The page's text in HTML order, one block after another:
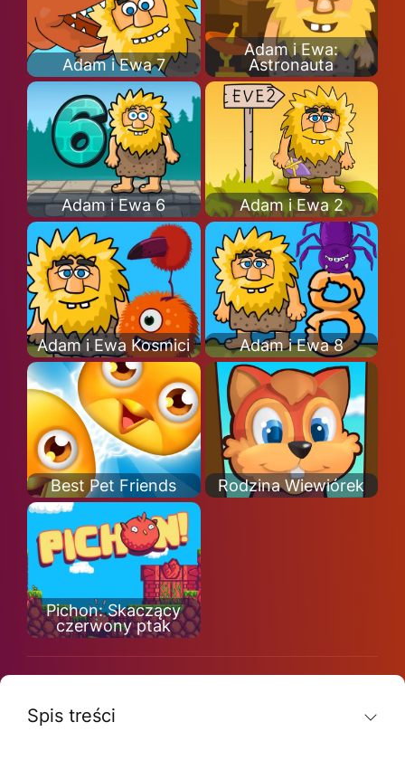
Adam i Ewa 7
Adam i Ewa:
Astronauta
Adam i Ewa 6 Adam i Ewa 2
Adam i Ewa Kosmici Adam i Ewa 8
Best Pet Friends Rodzina Wiewiórek
Pichon: Skaczący
czerwony ptak
Spis treści